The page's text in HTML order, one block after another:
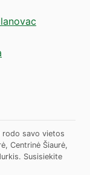
rodo savo vietos
Centrinė Šiaurė,
Susisiekite